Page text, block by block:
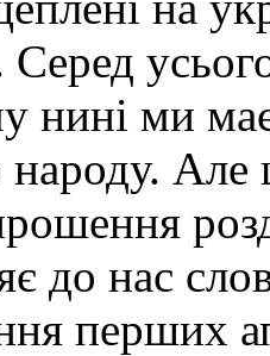
нині ми
народу.
до нас
перших